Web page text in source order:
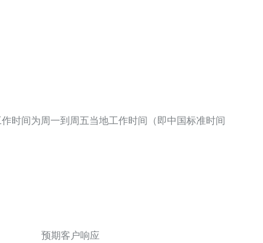
时间为周一到周五当地工作时间（即中国标准时间
预期客户响应